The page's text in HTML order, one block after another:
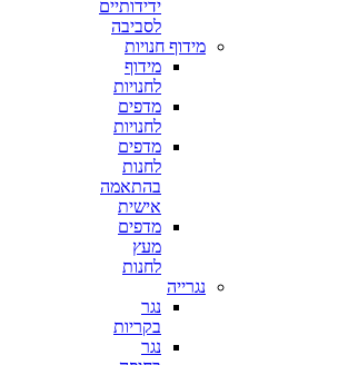
ידידותיים
לסביבה
מידוף חנויות
מידוף
לחנויות
מדפים
לחנויות
מדפים
לחנות
בהתאמה
אישית
מדפים
מעץ
לחנות
נגרייה
נגר
בקריות
נגר